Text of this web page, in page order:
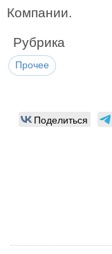
Компании.
Рубрика
Прочее
Поделиться